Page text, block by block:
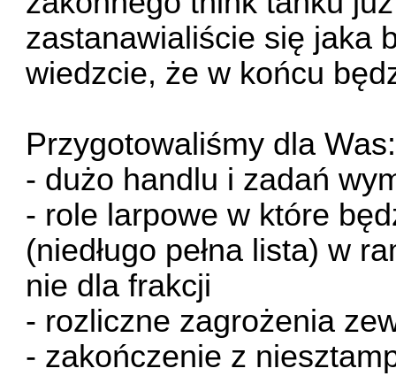
zastanawialiście się jaka
wiedzcie, że w końcu
Przygotowaliśmy dla Was:
- dużo handlu i zadań
- role larpowe w które
(niedługo pełna lista) w
nie dla frakcji
- rozliczne zagrożenia
- zakończenie z